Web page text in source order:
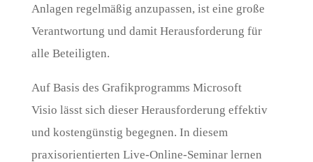
Anlagen regelmäßig anzupassen, ist eine große
Verantwortung und damit Herausforderung für
alle Beteiligten.
Auf Basis des Grafikprogramms Microsoft
Visio lässt sich dieser Herausforderung effektiv
und kostengünstig begegnen. In diesem
praxisorientierten Live-Online-Seminar lernen